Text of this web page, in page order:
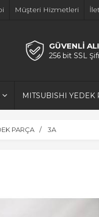
Müşteri Hizmetleri
GÜVENLİ
256 bit SSL
MITSUBISHI YEDEK
PARÇA 3A